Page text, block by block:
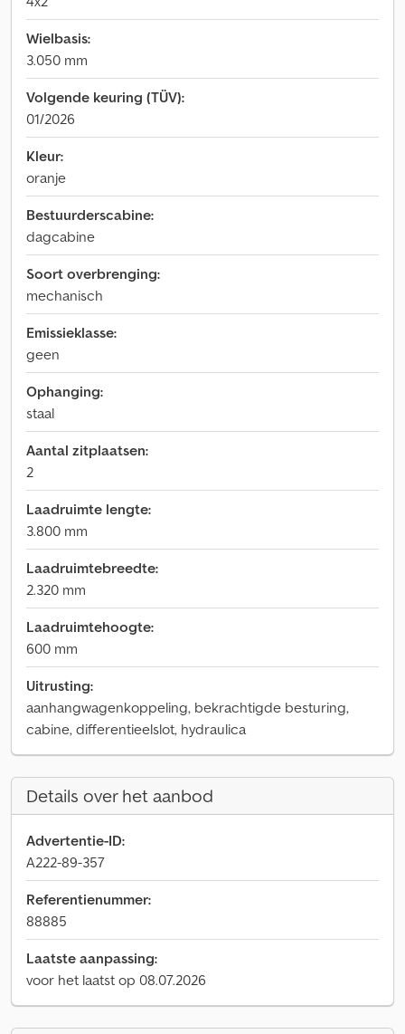
Wielbasis:
3.050 mm
Volgende keuring (TÜV):
01/2026
Kleur:
oranje
Bestuurderscabine:
dagcabine
Soort overbrenging:
mechanisch
Emissieklasse:
geen
Ophanging:
staal
Aantal zitplaatsen:
2
Laadruimte lengte:
3.800 mm
Laadruimtebreedte:
2.320 mm
Laadruimtehoogte:
600 mm
Uitrusting:
aanhangwagenkoppeling, bekrachtigde besturing,
cabine, differentieelslot, hydraulica
Details over het aanbod
Advertentie-ID:
A222-89-357
Referentienummer:
88885
Laatste aanpassing:
voor het laatst op 08.07.2026